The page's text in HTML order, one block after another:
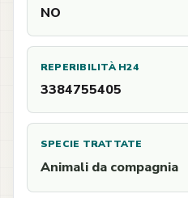
NO
REPERIBILITÀ H24
3384755405
SPECIE TRATTATE
Animali da compagnia